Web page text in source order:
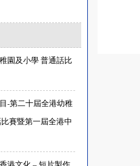
園及小學 普通話比
-第二十屆全港幼稚
賽暨第一屆全港中